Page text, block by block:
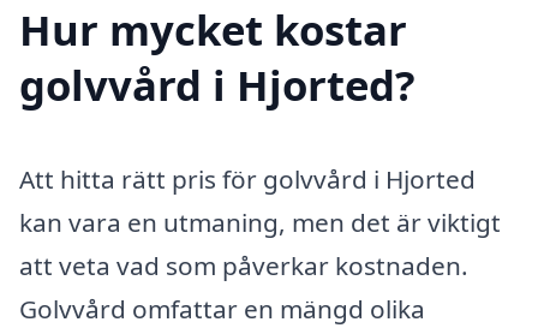
Hur mycket kostar
golvvård i Hjorted?
Att hitta rätt pris för golvvård i Hjorted
kan vara en utmaning, men det är viktigt
att veta vad som påverkar kostnaden.
Golvvård omfattar en mängd olika